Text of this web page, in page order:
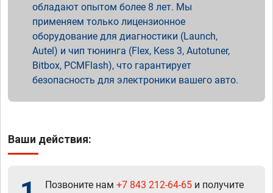
обладают опытом более 8 лет. Мы
применяем только лицензионное
оборудование для диагностики (Launch,
Autel) и чип тюнинга (Flex, Kess 3, Autotuner,
Bitbox, PCMFlash), что гарантирует
безопасность для электроники вашего авто.
Ваши действия:
Позвоните нам +7 843 212-64-65 и получите